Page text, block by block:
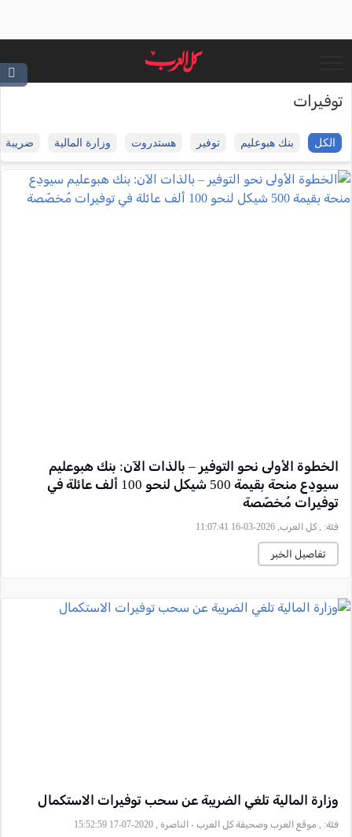
توفيرات
الكل بنك هبوعليم توفير هستدروت وزارة المالية ضريبة
الخطوة الأولى نحو التوفير – بالذات الآن: بنك هبوعليم
سيودِع منحة بقيمة 500 شيكل لنحو 100 ألف عائلة في
توفيرات مُخصّصة
فئة: , كل العرب, 2026-03-16 11:07:41
تفاصيل الخبر
وزارة المالية تلغي الضريبة عن سحب توفيرات الاستكمال
فئة: , موقع العرب وصحيفة كل العرب - الناصرة , 2020-07-17 15:52:59